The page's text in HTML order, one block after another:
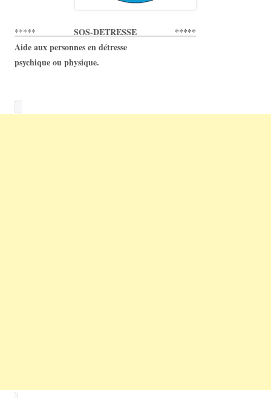
***** SOS-DETRESSE *****
Aide aux personnes en détresse
psychique ou physique.